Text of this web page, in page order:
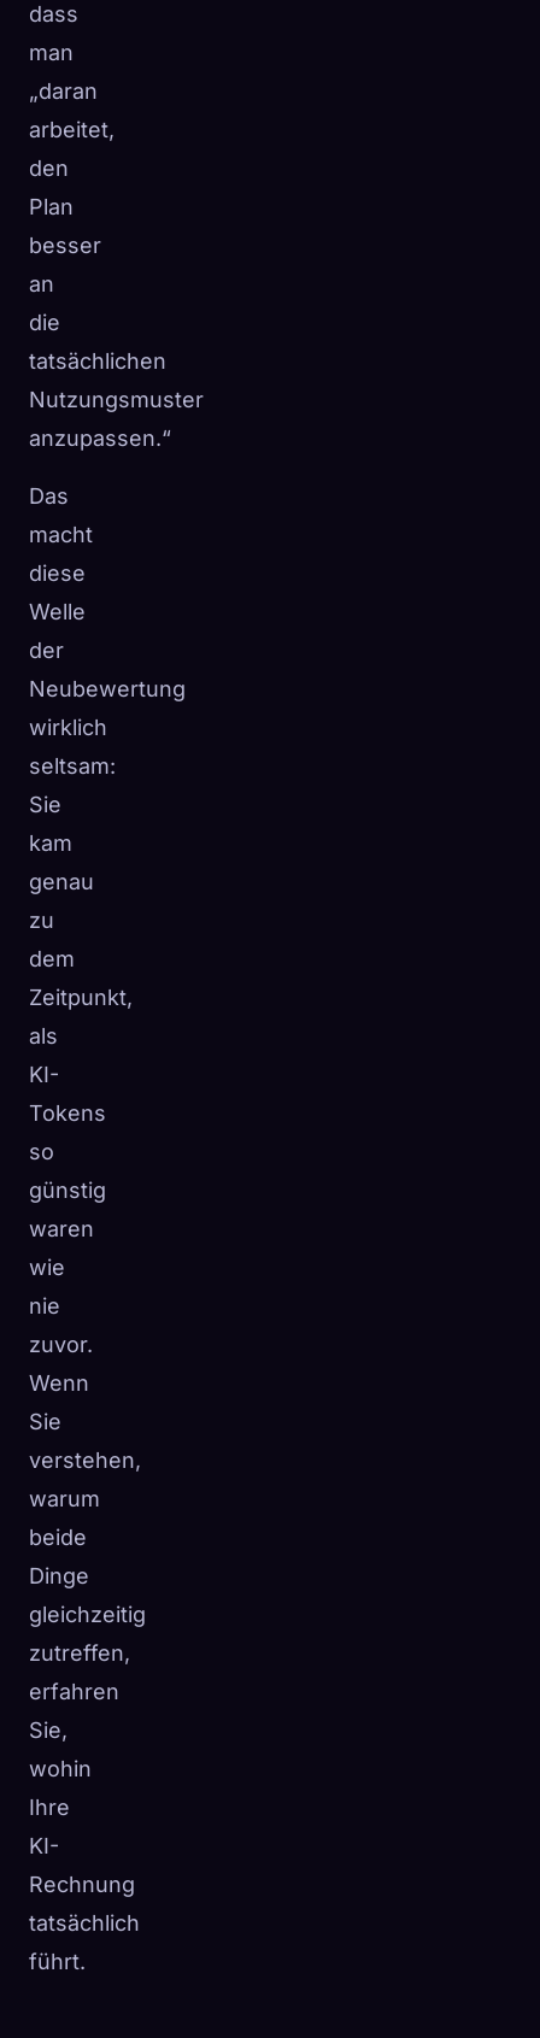
dass
man
„daran
arbeitet,
den
Plan
besser
an
die
tatsächlichen
Nutzungsmuster
anzupassen.“
Das
macht
diese
Welle
der
Neubewertung
wirklich
seltsam:
Sie
kam
genau
zu
dem
Zeitpunkt,
als
KI-
Tokens
so
günstig
waren
wie
nie
zuvor.
Wenn
Sie
verstehen,
warum
beide
Dinge
gleichzeitig
zutreffen,
erfahren
Sie,
wohin
Ihre
KI-
Rechnung
tatsächlich
führt.